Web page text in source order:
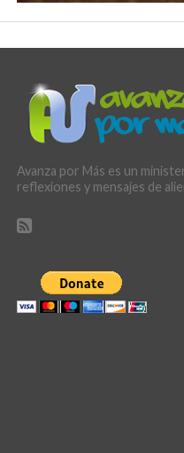
Avanza por Más es un
reflexiones y mensajes de